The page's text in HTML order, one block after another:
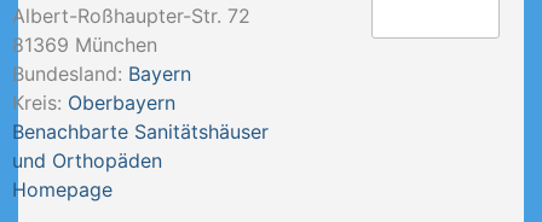
Albert-Roßhaupter-Str. 72
81369 München
Bundesland: Bayern
Kreis: Oberbayern
Benachbarte Sanitätshäuser
und Orthopäden
Homepage